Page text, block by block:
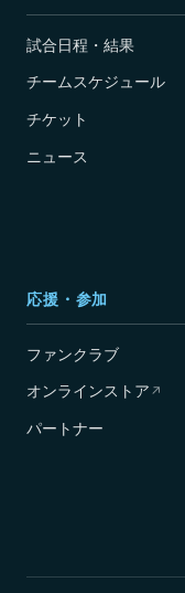
試合日程・結果
チームスケジュール
チケット
ニュース
応援・参加
ファンクラブ
オンラインストア ↗
パートナー